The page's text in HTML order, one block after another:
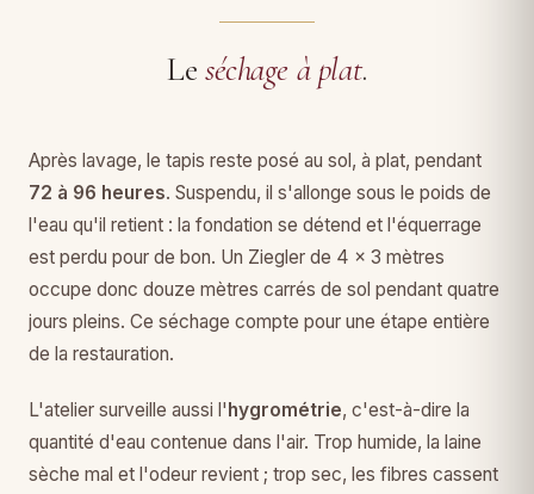
Leséchage à plat.
Après lavage, le tapis reste posé au sol, à plat, pendant
72 à 96 heures. Suspendu, il s'allonge sous le poids de
l'eau qu'il retient : la fondation se détend et l'équerrage
est perdu pour de bon. Un Ziegler de 4 × 3 mètres
occupe donc douze mètres carrés de sol pendant quatre
jours pleins. Ce séchage compte pour une étape entière
de la restauration.
L'atelier surveille aussi l' hygrométrie, c'est-à-dire la
quantité d'eau contenue dans l'air. Trop humide, la laine
sèche mal et l'odeur revient ; trop sec, les fibres cassent